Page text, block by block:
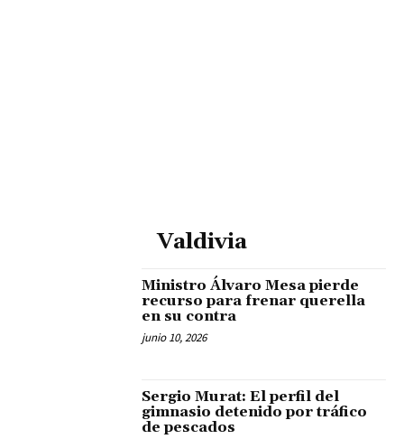
Valdivia
Ministro Álvaro Mesa pierde
recurso para frenar querella
en su contra
junio 10, 2026
Sergio Murat: El perfil del
gimnasio detenido por tráfico
de pescados